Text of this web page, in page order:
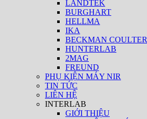
LANDTEK
BURGHART
HELLMA
IKA
BECKMAN COULTER
HUNTERLAB
2MAG
FREUND
PHỤ KIỆN MÁY NIR
TIN TỨC
LIÊN HỆ
INTERLAB
GIỚI THIỆU